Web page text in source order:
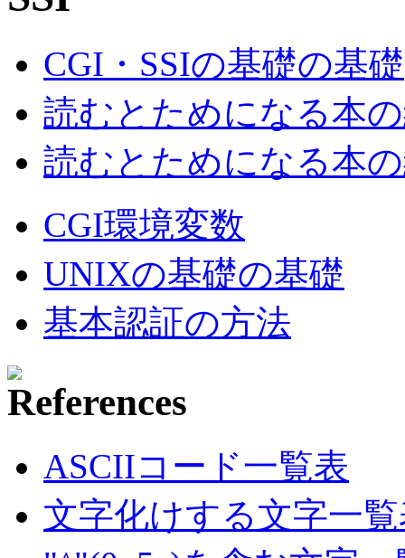
CGI・SSIの基礎の基礎
読むとためになる本
読むとためになる本
CGI環境変数
UNIXの基礎の基礎
基本認証の方法
ASCIIコード一覧表
文字化けする文字一